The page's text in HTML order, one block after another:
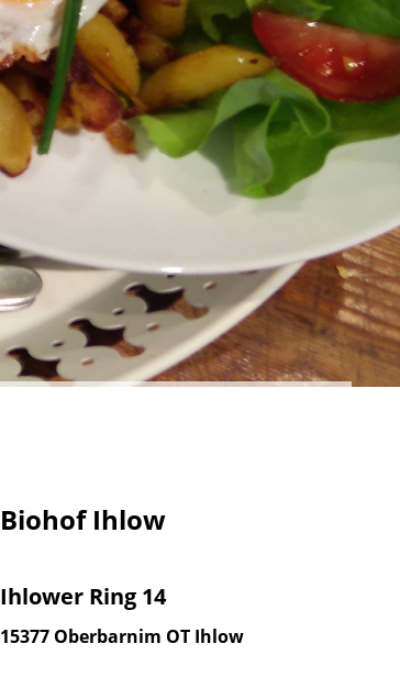
Biohof Ihlow
Ihlower Ring 14
15377 Oberbarnim OT Ihlow